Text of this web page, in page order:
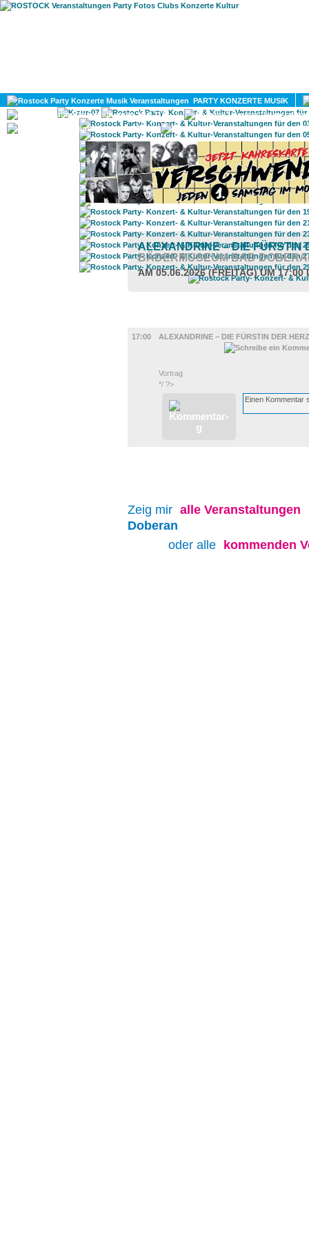
PARTY KONZERTE MUSIK
KULTUR
GAY
ALEXANDRINE – DIE FÜRSTIN
BÄDERMUSEUM BAD
AM 05.06.2026 (FREITAG) UM 17:00
17:00
ALEXANDRINE – DIE FÜRSTIN DER
Vortrag
*/ ?>
Zeig mir alle Veranstaltungen
Doberan
oder alle
kommenden